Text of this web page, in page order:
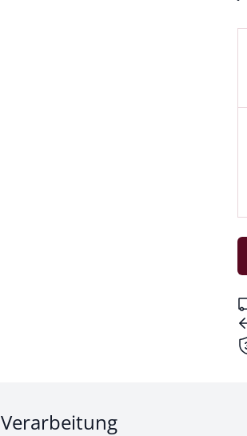
Abschnitt 2 von 3:
Verarbeitung